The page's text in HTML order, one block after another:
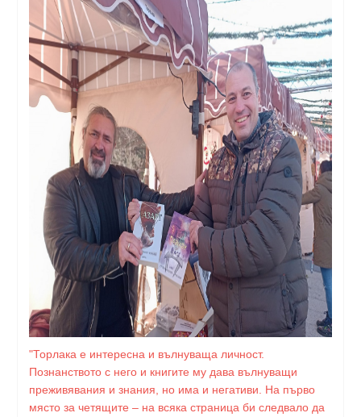
"Торлака е интересна и вълнуваща личност.
Познанството с него и книгите му дава вълнуващи
преживявания и знания, но има и негативи. На първо
място за четящите – на всяка страница би следвало да